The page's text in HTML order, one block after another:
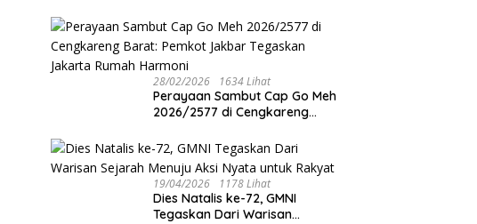
Putrinya Harumkan Nama
Indonesia
28/02/2026 1634 Lihat
Perayaan Sambut Cap Go Meh
2026/2577 di Cengkareng
Tegaskan Jakarta Rumah
Harmoni
19/04/2026 1178 Lihat
Dies Natalis ke-72, GMNI
Tegaskan Dari Warisan